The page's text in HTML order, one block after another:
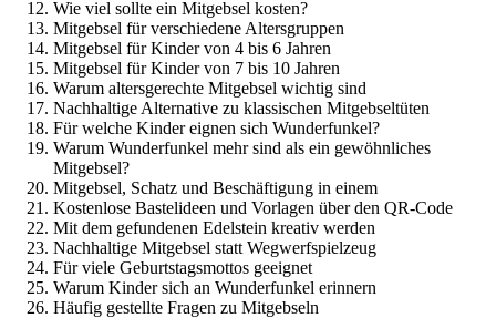
Wie viel sollte ein Mitgebsel kosten?
Mitgebsel für verschiedene Altersgruppen
Mitgebsel für Kinder von 4 bis 6 Jahren
Mitgebsel für Kinder von 7 bis 10 Jahren
Warum altersgerechte Mitgebsel wichtig sind
Nachhaltige Alternative zu klassischen Mitgebseltüten
Für welche Kinder eignen sich Wunderfunkel?
Warum Wunderfunkel mehr sind als ein gewöhnliches
Mitgebsel?
Mitgebsel, Schatz und Beschäftigung in einem
Kostenlose Bastelideen und Vorlagen über den QR-Code
Mit dem gefundenen Edelstein kreativ werden
Nachhaltige Mitgebsel statt Wegwerfspielzeug
Für viele Geburtstagsmottos geeignet
Warum Kinder sich an Wunderfunkel erinnern
Häufig gestellte Fragen zu Mitgebseln